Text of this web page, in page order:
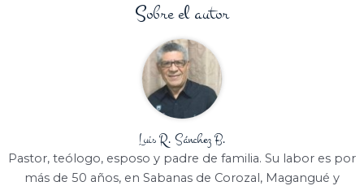
Sobre el autor
Luis R. Sánchez B.
Pastor, teólogo, esposo y padre de familia. Su labor es por
más de 50 años, en Sabanas de Corozal, Magangué y